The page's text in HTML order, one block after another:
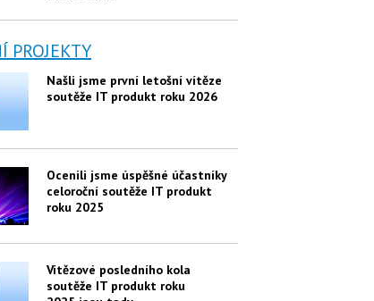
PROJEKTY
Našli jsme první letošní vítěze
soutěže IT produkt roku 2026
Ocenili jsme úspěšné účastníky
celoroční soutěže IT produkt
roku 2025
Vítězové posledního kola
soutěže IT produkt roku